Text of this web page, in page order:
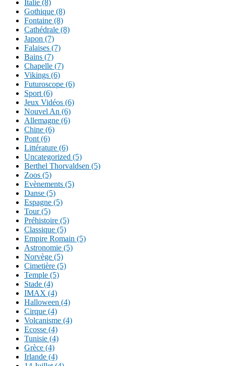
Italie (8)
Gothique (8)
Fontaine (8)
Cathédrale (8)
Japon (7)
Falaises (7)
Bains (7)
Chapelle (7)
Vikings (6)
Futuroscope (6)
Sport (6)
Jeux Vidéos (6)
Nouvel An (6)
Allemagne (6)
Chine (6)
Pont (6)
Littérature (6)
Uncategorized (5)
Berthel Thorvaldsen (5)
Zoos (5)
Evènements (5)
Danse (5)
Espagne (5)
Tour (5)
Préhistoire (5)
Classique (5)
Empire Romain (5)
Astronomie (5)
Norvège (5)
Cimetière (5)
Temple (5)
Stade (4)
IMAX (4)
Halloween (4)
Cirque (4)
Volcanisme (4)
Ecosse (4)
Tunisie (4)
Grèce (4)
Irlande (4)